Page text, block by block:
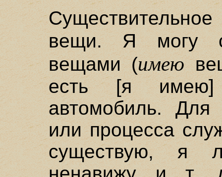
вещи. Я могу
вещами (имею
есть [я имею]
автомобиль. Для
или процесса
существую, я